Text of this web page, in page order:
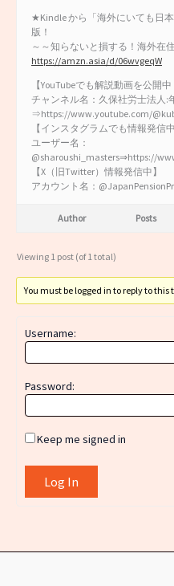
★Kindle から「海外にいても日
版！
～～知らないと損する！海外在
https://amzn.asia/d/06wvgeqW
【YouTubeでも解説動画を公開中
チャンネル名：久保社労士法人:
⇒https://www.youtube.com/
【インスタグラムでも情報発信中
ユーザー名：
@sharoushi_masters⇒https://
【X（旧Twitter）情報発信中】
アカウント名：
Author Posts
Viewing 1 post (of 1 total)
You must be logged in to reply to this
Username:
Password:
Keep me signed in
Log In